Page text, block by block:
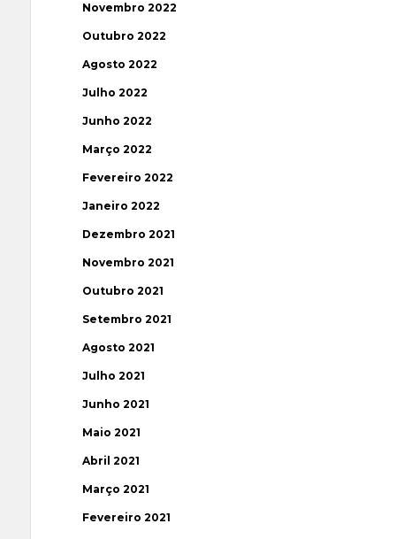
Novembro 2022
Outubro 2022
Agosto 2022
Julho 2022
Junho 2022
Março 2022
Fevereiro 2022
Janeiro 2022
Dezembro 2021
Novembro 2021
Outubro 2021
Setembro 2021
Agosto 2021
Julho 2021
Junho 2021
Maio 2021
Abril 2021
Março 2021
Fevereiro 2021